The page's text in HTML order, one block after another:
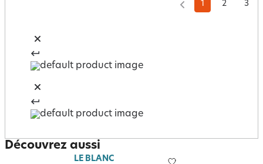
1 2 3
Découvrez aussi
LE BLANC